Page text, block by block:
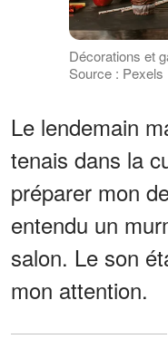
Décorations et
Source : Pexels
Le lendemain
tenais dans la
préparer mon
entendu un
salon. Le son
mon attention.